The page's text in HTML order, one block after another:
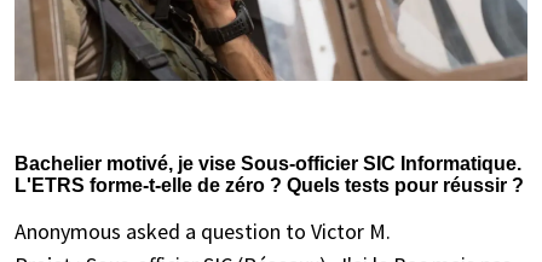
Bachelier motivé, je vise Sous-officier SIC Informatique.
L'ETRS forme-t-elle de zéro ? Quels tests pour réussir ?
Anonymous asked a question to Victor M.